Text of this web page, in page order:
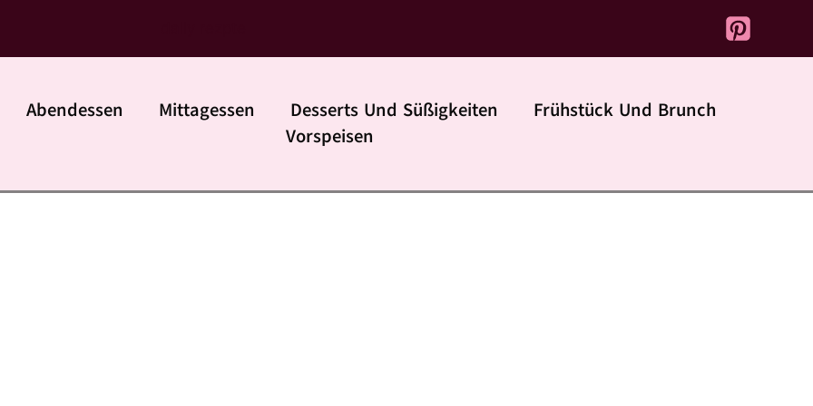
Abendessen Mittagessen Desserts Und Süßigkeiten
Frühstück Und Brunch
Vorspeisen